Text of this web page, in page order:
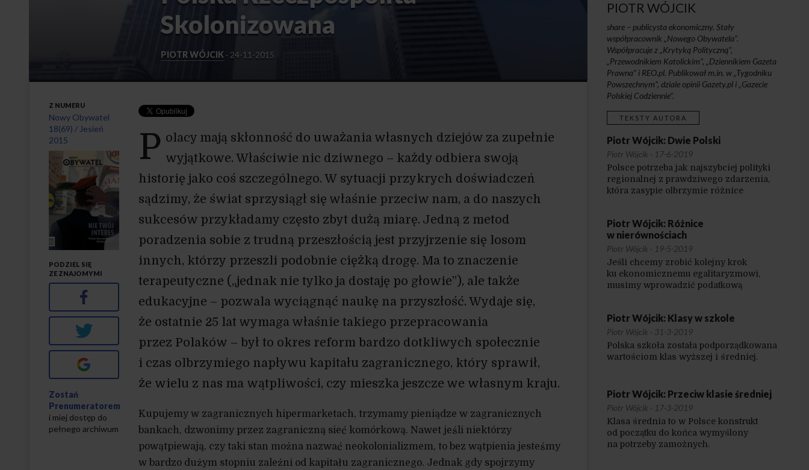
Skolonizowana
PIOTR WÓJCIK · 24-11-2015
P olacy mają skłonność do uważania własnych dziejów za zupełnie
wyjątkowe. Właściwie nic dziwnego – każdy odbiera swoją
historię jako coś szczególnego. W sytuacji przykrych doświadczeń
sądzimy, że świat sprzysiągł się właśnie przeciw nam, a do naszych
sukcesów przykładamy często zbyt dużą miarę. Jedną z metod
poradzenia sobie z trudną przeszłością jest przyjrzenie się losom
innych, którzy przeszli podobnie ciężką drogę. Ma to znaczenie
terapeutyczne („jednak nie tylko ja dostaję po głowie”), ale także
edukacyjne – pozwala wyciągnąć naukę na przyszłość. Wydaje się,
że ostatnie 25 lat wymaga właśnie takiego przepracowania
przez Polaków – był to okres reform bardzo dotkliwych społecznie
i czas olbrzymiego napływu kapitału zagranicznego, który sprawił,
że wielu z nas ma wątpliwości, czy mieszka jeszcze we własnym kraju.
Kupujemy w zagranicznych hipermarketach, trzymamy pieniądze w zagranicznych
bankach, dzwonimy przez zagraniczną sieć komórkową. Nawet jeśli niektórzy
powątpiewają, czy taki stan można nazwać neokolonializmem, to bez wątpienia jesteśmy
w bardzo dużym stopniu zależni od kapitału zagranicznego. Jednak gdy spojrzymy
Z NUMERU
Nowy Obywatel
18(69) / Jesień
2015
" alt="">
PODZIEL SIĘ
ZE ZNAJOMYMI
Facebook
Twitter
Zostań
Prenumeratorem
i miej dostęp do
pełnego archiwum
PIOTR WÓJCIK
share – publicysta ekonomiczny. Stały
współpracownik „Nowego Obywatela”.
Współpracuje z „Krytyką Polityczną”,
„Przewodnikiem Katolickim”, „Dziennikiem Gazeta
Prawna” i REO.pl. Publikował m.in. w „Tygodniku
Powszechnym”, dziale opinii Gazety.pl i „Gazecie
Polskiej Codziennie”.
TEKSTY AUTORA
Piotr Wójcik: Dwie Polski
Piotr Wójcik · 17-6-2019
Polsce potrzeba jak najszybciej polityki
regionalnej z prawdziwego zdarzenia,
która zasypie olbrzymie różnice
Piotr Wójcik: Różnice
w nierównościach
Piotr Wójcik · 19-5-2019
Jeśli chcemy zrobić kolejny krok
ku ekonomicznemu egalitaryzmowi,
musimy wprowadzić podatkową
stawki europejskie.
Piotr Wójcik: Klasy w szkole
Piotr Wójcik · 31-3-2019
Polska szkoła została podporządkowana
wartościom klas wyższej i średniej.
Piotr Wójcik: Przeciw klasie średniej
Piotr Wójcik · 17-3-2019
Klasa średnia to w Polsce konstrukt
od początku do końca wymyślony
na potrzeby zamożnych.